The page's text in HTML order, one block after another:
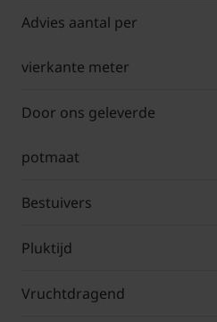
Advies aantal per
vierkante meter
Door ons geleverde
potmaat
Bestuivers
Pluktijd
Vruchtdragend